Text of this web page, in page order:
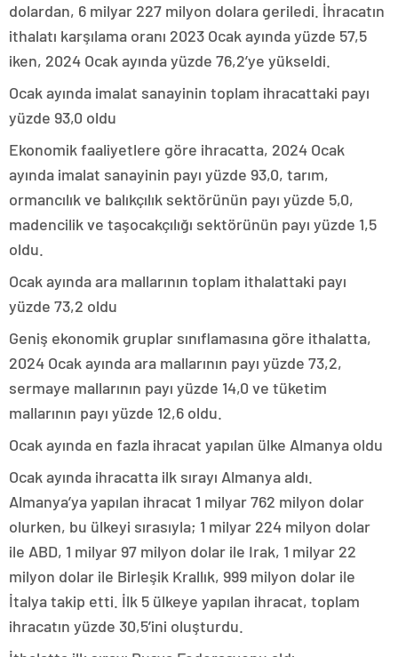
dolardan, 6 milyar 227 milyon dolara geriledi. İhracatın
ithalatı karşılama oranı 2023 Ocak ayında yüzde 57,5
iken, 2024 Ocak ayında yüzde 76,2’ye yükseldi.
Ocak ayında imalat sanayinin toplam ihracattaki payı
yüzde 93,0 oldu
Ekonomik faaliyetlere göre ihracatta, 2024 Ocak
ayında imalat sanayinin payı yüzde 93,0, tarım,
ormancılık ve balıkçılık sektörünün payı yüzde 5,0,
madencilik ve taşocakçılığı sektörünün payı yüzde 1,5
oldu.
Ocak ayında ara mallarının toplam ithalattaki payı
yüzde 73,2 oldu
Geniş ekonomik gruplar sınıflamasına göre ithalatta,
2024 Ocak ayında ara mallarının payı yüzde 73,2,
sermaye mallarının payı yüzde 14,0 ve tüketim
mallarının payı yüzde 12,6 oldu.
Ocak ayında en fazla ihracat yapılan ülke Almanya oldu
Ocak ayında ihracatta ilk sırayı Almanya aldı.
Almanya’ya yapılan ihracat 1 milyar 762 milyon dolar
olurken, bu ülkeyi sırasıyla; 1 milyar 224 milyon dolar
ile ABD, 1 milyar 97 milyon dolar ile Irak, 1 milyar 22
milyon dolar ile Birleşik Krallık, 999 milyon dolar ile
İtalya takip etti. İlk 5 ülkeye yapılan ihracat, toplam
ihracatın yüzde 30,5’ini oluşturdu.